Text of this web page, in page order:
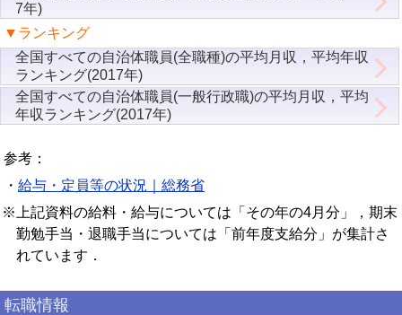
7年)
▼ランキング
全国すべての自治体職員(全職種)の平均月収，平均年収
ランキング(2017年)
全国すべての自治体職員(一般行政職)の平均月収，平均
年収ランキング(2017年)
参考：
・ 給与・定員等の状況｜総務省
※上記資料の給料・給与については「その年の4月分」，期末
勤勉手当・退職手当については「前年度支給分」が集計さ
れています．
転職情報